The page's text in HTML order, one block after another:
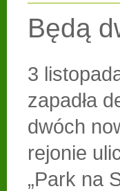
Będą
3
zapadła
dwóch
rejonie
„Park na